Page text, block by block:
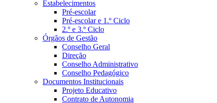
Estabelecimentos
Pré-escolar
Pré-escolar e 1.º Ciclo
2.º e 3.º Ciclo
Órgãos de Gestão
Conselho Geral
Direção
Conselho Administrativo
Conselho Pedagógico
Documentos Institucionais
Projeto Educativo
Contrato de Autonomia